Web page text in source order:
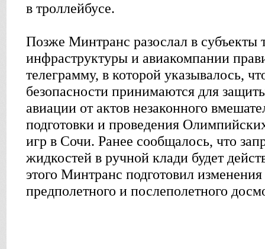
в троллейбусе.
Позже Минтранс разослал в субъекты
инфраструктуры и авиакомпании
телеграмму, в которой указывалось,
безопасности принимаются для
авиации от актов незаконного
подготовки и проведения
игр в Сочи. Ранее сообщалось, что
жидкостей в ручной клади будет
этого Минтранс подготовил
предполетного и послеполетного